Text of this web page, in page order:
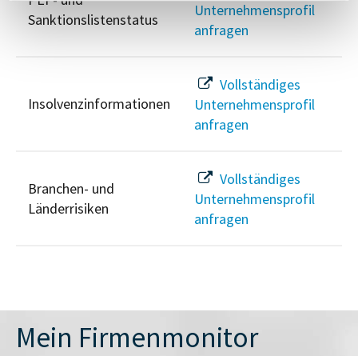
Sanktionslistenstatus
Unternehmensprofil
anfragen
Insolvenzinformationen
Vollständiges
Unternehmensprofil
anfragen
Branchen- und
Länderrisiken
Vollständiges
Unternehmensprofil
anfragen
Mein Firmenmonitor